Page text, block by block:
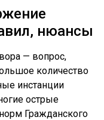
нюансы
— вопрос,
количество
инстанции
острые
Гражданского